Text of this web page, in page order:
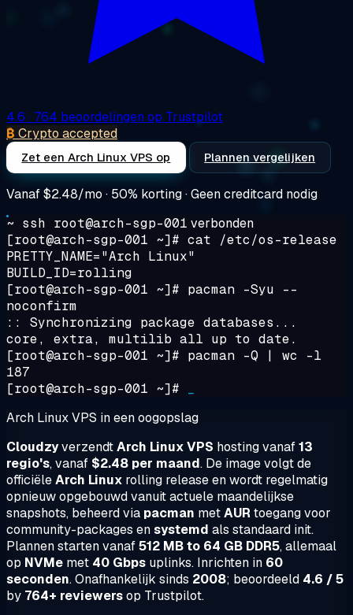
4.6 · 764 beoordelingen op Trustpilot
₿ Crypto accepted
Zet een Arch Linux VPS op Plannen vergelijken
Vanaf$2.48/mo · 50% korting · Geen creditcard nodig
~ ssh root@arch-sgp-001 verbonden
[root@arch-sgp-001 ~]# cat /etc/os-release
PRETTY_NAME="Arch Linux"
BUILD_ID=rolling
[root@arch-sgp-001 ~]# pacman -Syu --
noconfirm
:: Synchronizing package databases...
core, extra, multilib all up to date.
[root@arch-sgp-001 ~]# pacman -Q | wc -l
187
[root@arch-sgp-001 ~]#
Arch Linux VPS in een oogopslag
CloudzyverzendtArch Linux VPS hosting vanaf13
regio's, vanaf $2.48 per maand. De image volgt de
officiëleArch Linux rolling release en wordt regelmatig
opnieuw opgebouwd vanuit actuele maandelijkse
snapshots, beheerd via pacman metAUR toegang voor
community-packages ensystemd als standaard init.
Plannen starten vanaf512 MB to 64 GB DDR5, allemaal
op NVMe met 40 Gbps uplinks. Inrichten in 60
seconden. Onafhankelijk sinds 2008; beoordeeld 4.6 / 5
by 764+ reviewersop Trustpilot.